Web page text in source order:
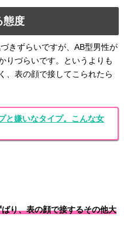
態度
きずらいですが、AB型男性が
りづらいです。というよりも
、表の顔で接してこられたら
と嫌いなタイプ。こんな女
り、表の顔で接するその他大